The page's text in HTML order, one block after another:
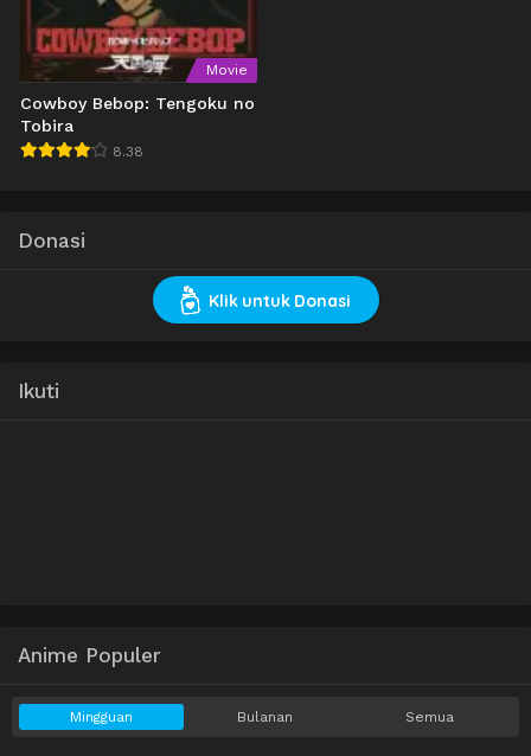
Movie
Cowboy Bebop: Tengoku no
Tobira
8.38
Donasi
Klik untuk Donasi
Ikuti
Anime Populer
Mingguan Bulanan Semua